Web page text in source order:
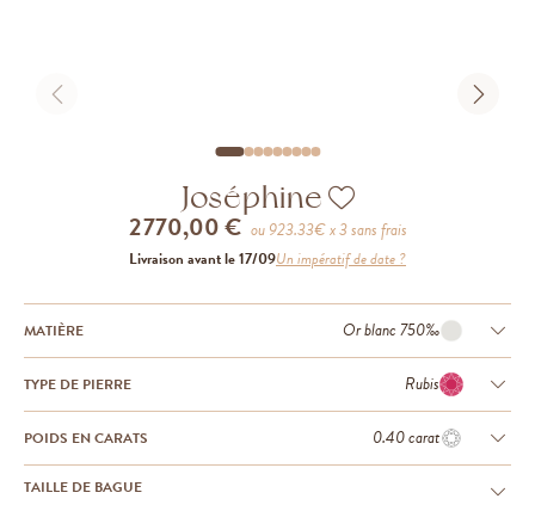
Joséphine
2 770,00 € ou923.33€ x 3 sans frais
Livraison avant le 17/09Un impératif de date ?
MATIÈRE Or blanc 750‰
TYPE DE PIERRE Rubis
POIDS EN CARATS 0.40 carat
TAILLE DE BAGUE